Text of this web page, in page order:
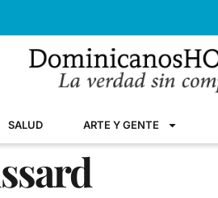
SALUD ARTE Y GENTE